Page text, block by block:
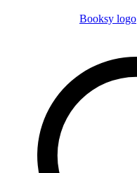
Booksy logo